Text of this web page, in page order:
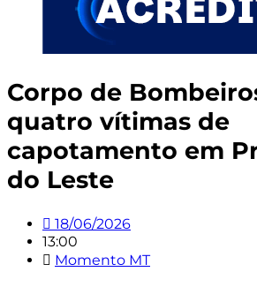
Corpo de
quatro vítimas de
capotamento em
do Leste
18/06/2026
13:00
Momento MT